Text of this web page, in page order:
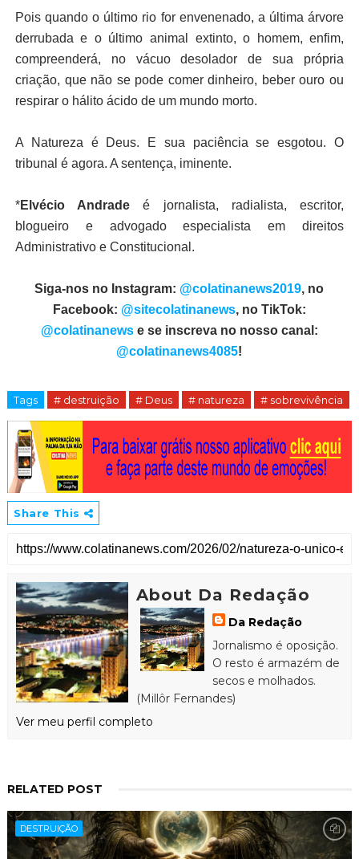
Pois quando o último rio for envenenado, a última árvore
derrubada e o último animal extinto, o homem, enfim,
compreenderá, no vácuo desolador de sua própria
criação, que não se pode comer dinheiro, beber ouro ou
respirar o hálito ácido de um mundo morto.
A Natureza é Deus. E sua paciência se esgotou. O
tribunal é agora. A sentença, iminente.
*Elvécio Andrade é jornalista, radialista, escritor,
blogueiro e advogado especialista em direitos
Administrativo e Constitucional.
Siga-nos no Instagram: @colatinanews2019, no
Facebook: @sitecolatinanews, no TikTok:
@colatinanewse se inscreva no nosso canal:
@colatinanews4085!
Tags # destruição # Deus # natureza # sobrevivência
Share This
About Da Redação
Da Redação
Jornalismo é oposição.
O resto é armazém de
secos e molhados.
(Millôr Fernandes)
Ver meu perfil completo
RELATED POST
DESTRUIÇÃO